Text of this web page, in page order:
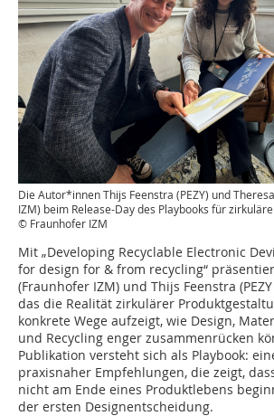
Die Autor*innen Thijs Feenstra (PEZY) und
IZM) beim Release-Day des Playbooks für
© Fraunhofer IZM
Mit „Developing Recyclable Electronic
for design for & from recycling“
(Fraunhofer IZM) und Thijs Feenstra
das die Realität zirkulärer
konkrete Wege aufzeigt, wie Design,
und Recycling enger zusammenrücken
Publikation versteht sich als Playbook:
praxisnaher Empfehlungen, die zeigt,
nicht am Ende eines Produktlebens
der ersten Designentscheidung.